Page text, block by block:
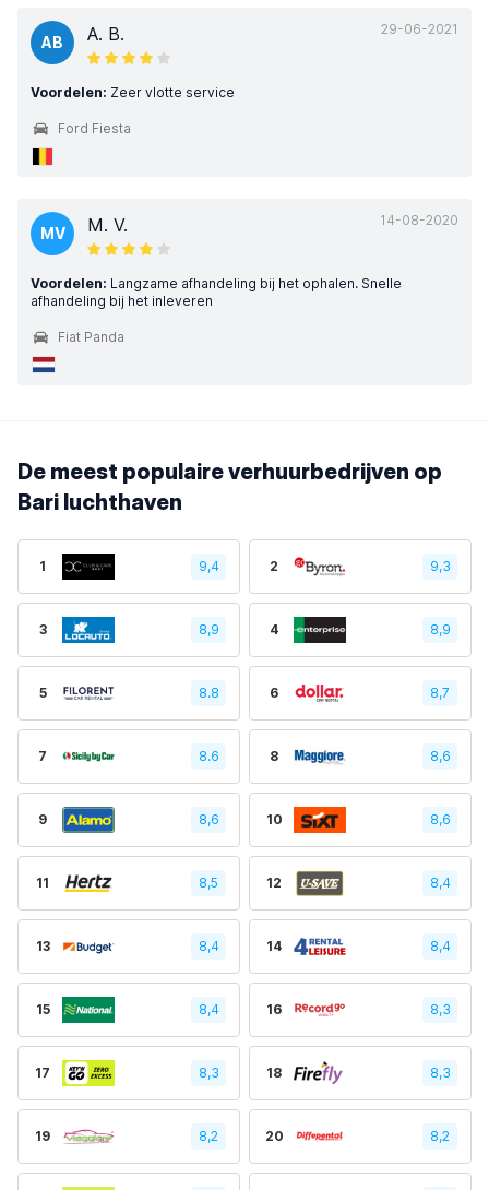
29-06-2021
AB A. B.
Voordelen: Zeer vlotte service
Ford Fiesta
14-08-2020
MV M. V.
Voordelen: Langzame afhandeling bij het ophalen. Snelle
afhandeling bij het inleveren
Fiat Panda
De meest populaire verhuurbedrijven op
Bari luchthaven
1 9,4 2 9,3
3 8,9 4 8,9
5 8.8 6 8,7
7 8.6 8 8,6
9 8,6 10 8,6
11 8,5 12 8,4
13 8,4 14 8,4
15 8,4 16 8,3
17 8,3 18 8,3
19 8,2 20 8,2